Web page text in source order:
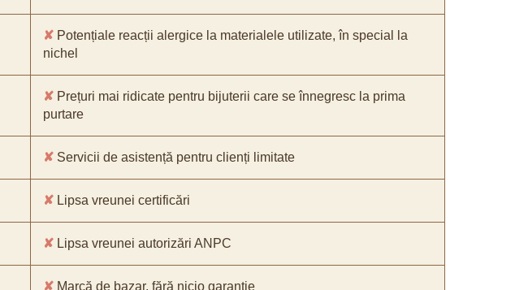
✘ Potențiale reacții alergice la materialele utilizate, în special la
nichel
✘ Prețuri mai ridicate pentru bijuterii care se înnegresc la prima
purtare
✘ Servicii de asistență pentru clienți limitate
✘ Lipsa vreunei certificări
✘ Lipsa vreunei autorizări ANPC
✘ Marcă de bazar, fără nicio garanție